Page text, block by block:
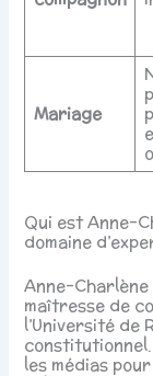
Mariage
Qui est Anne-
domaine
Anne-
maîtresse de
l’Université de
les médias